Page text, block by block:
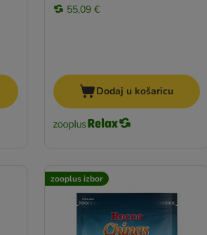
55,09 €
Dodaj u košaricu
zooplus izbor